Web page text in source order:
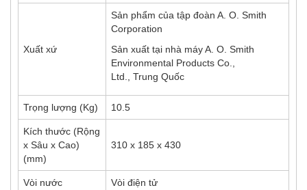
Xuất xứ
Sản phẩm của tập đoàn A. O. Smith
Corporation
Sản xuất tại nhà máy A. O. Smith
Environmental Products Co.,
Ltd., Trung Quốc
Trọng lượng (Kg) 10.5
Kích thước (Rộng
x Sâu x Cao)
(mm)
310 x 185 x 430
Vòi nước Vòi điện tử